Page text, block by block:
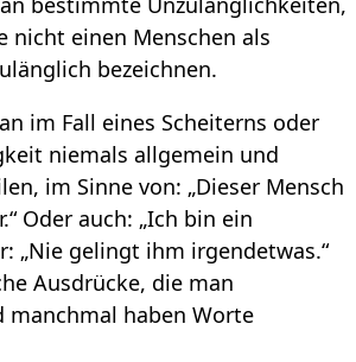
nicht einen Menschen als
bezeichnen.
im Fall eines Scheiterns oder
niemals allgemein und
im Sinne von: „Dieser Mensch
Oder auch: „Ich bin ein
„Nie gelingt ihm irgendetwas.“
Ausdrücke, die man
manchmal haben Worte